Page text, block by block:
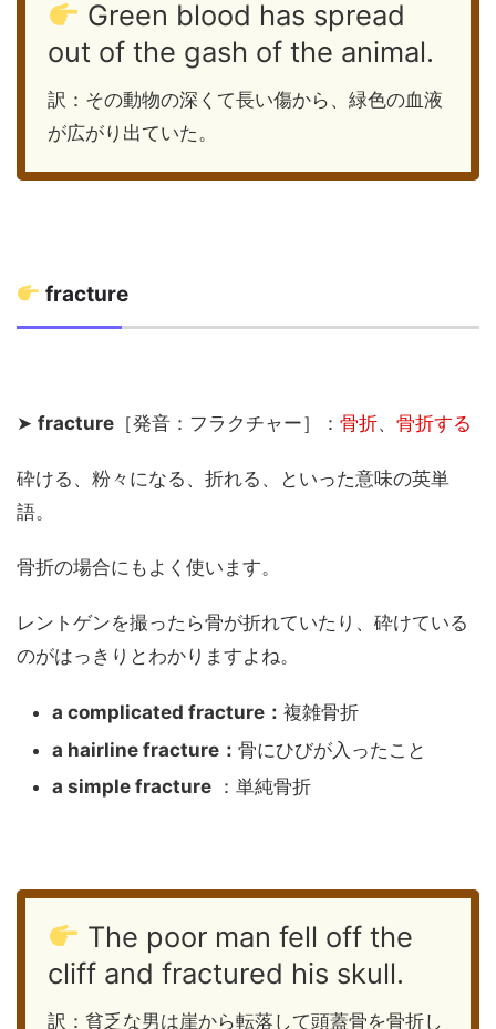
Green blood has spread
out of the gash of the animal.
訳：その動物の深くて長い傷から、緑色の血液
が広がり出ていた。
fracture
➤ fracture ［発音：フラクチャー］： 骨折、 骨折する
砕ける、粉々になる、折れる、といった意味の英単
語。
骨折の場合にもよく使います。
レントゲンを撮ったら骨が折れていたり、砕けている
のがはっきりとわかりますよね。
a complicated fracture： 複雑骨折
a hairline fracture： 骨にひびが入ったこと
a simple fracture ：単純骨折
The poor man fell off the
cliff and fractured his skull.
訳：貧乏な男は崖から転落して頭蓋骨を骨折し